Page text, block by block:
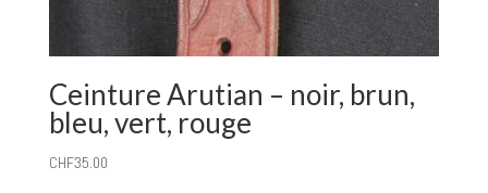
Ceinture Arutian – noir, brun,
bleu, vert, rouge
CHF35.00